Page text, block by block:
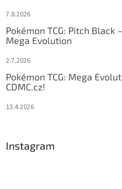
7.8.2026
Pokémon TCG: Pitch
Mega Evolution
2.7.2026
Pokémon TCG: Mega
CDMC.cz!
13.4.2026
Instagram